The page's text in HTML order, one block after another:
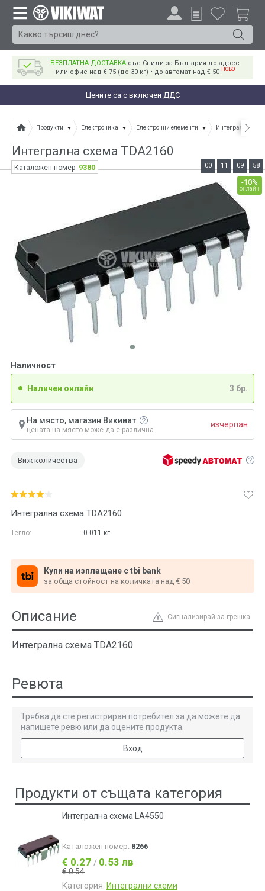
БЕЗПЛАТНА ДОСТАВКА със Спиди за България до адрес
или офис над € 75 (до 30 кг) • до автомат над € 50 НОВО
Цените са с включен ДДС
Продукти Електроника Електронни елементи Интегрални
Интегрална схема TDA2160
Интегрална схема TDA2160
Тегло: 0.011 кг
Купи на изплащане с tbi bank
за обща стойност на количката над € 50
Наличност
Наличен онлайн 3 бр.
На място, магазин Викиват
цената на място може да е различна
изчерпан
Виж количества
-10%
онлайн
00 11 09 58
Каталожен номер: 9380
Сигнализирай за грешка
Описание
Интегрална схема TDA2160
Ревюта
Трябва да сте регистриран потребител за да можете да
напишете ревю или да оцените продукта.
Вход
Продукти от същата категория
Интегрална схема LA4550
Каталожен номер: 8266
€ 0.27 / 0.53 лв
€ 0.54
Категория: Интегрални схеми